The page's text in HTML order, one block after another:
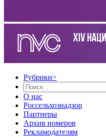
Рубрики>
О нас
Россельхознадзор
Партнеры
Архив номеров
Рекламодателям